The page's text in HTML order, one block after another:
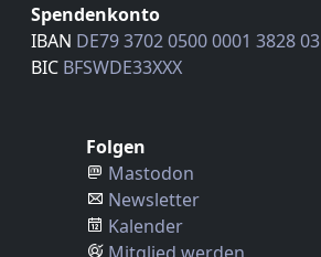
Spendenkonto
IBAN DE79 3702 0500 0001 3828 03
BIC BFSWDE33XXX
Folgen
Mastodon
Newsletter
Kalender